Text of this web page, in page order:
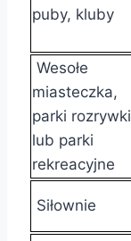
puby, kluby
Wesołe
miasteczka,
parki rozrywki
lub parki
rekreacyjne
Siłownie